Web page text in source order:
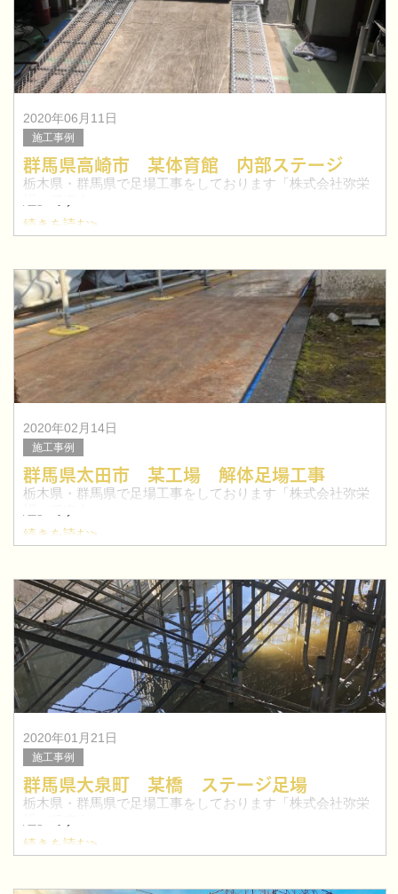
2020年06月11日
施工事例
群馬県高崎市 某体育館 内部ステージ
栃木県・群馬県で足場工事をしております「株式会社弥栄
今回は、群馬県高崎市にて体育館の内部ステージ工事を行
続きを読む>
2020年02月14日
施工事例
群馬県太田市 某工場 解体足場工事
栃木県・群馬県で足場工事をしております「株式会社弥栄
今回は、群馬県太田市にて工場の解体足場工事を行いまし
太田市を中心に群馬県で鳶職人を目指したい方！求人特集
はこちらへ≫
続きを読む>
2020年01月21日
施工事例
群馬県大泉町 某橋 ステージ足場
栃木県・群馬県で足場工事をしております「株式会社弥栄
今回は、群馬県大泉町にて橋のステージ足場を行いまし
続きを読む>